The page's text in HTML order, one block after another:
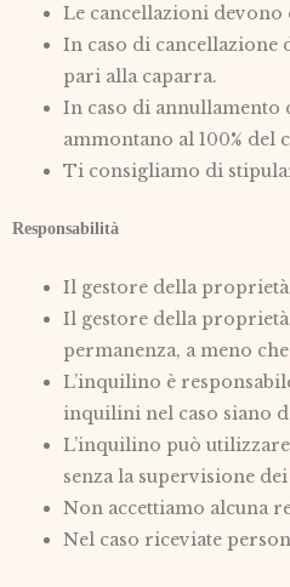
Le cancellazioni devono
In caso di cancellazione
pari alla caparra.
In caso di annullamento
ammontano al 100% del
Ti consigliamo di
Responsabilità
Il gestore della
Il gestore della
permanenza, a meno
L’inquilino è
inquilini nel caso siano
L’inquilino può
senza la supervisione
Non accettiamo alcuna
Nel caso riceviate